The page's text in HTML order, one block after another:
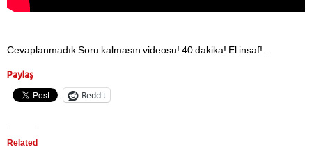
Cevaplanmadık Soru kalmasın videosu! 40 dakika! El insaf!…
Paylaş
Reddit
Related